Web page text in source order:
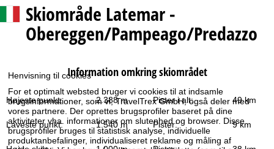
Henvisning til cookies
For et optimalt websted bruger vi cookies til at indsamle
brugsinformationer, som vi, TravelTrex GmbH, også deler med
vores partnere. Der oprettes brugsprofiler baseret på dine
aktiviteter vha. informationer om slutenhed og browser. Disse
brugsprofiler bruges til statistisk analyse, individuelle
produktanbefalinger, individualiseret reklame og måling af
s
i
Skiområde Latemar -
Obereggen/Pampeago/Predazzo
Information omkring skiområdet
Højeste punkt: 2.388 m Pister i alt: 49 km
Laveste punkt: 1.540 m Pister: 9 km